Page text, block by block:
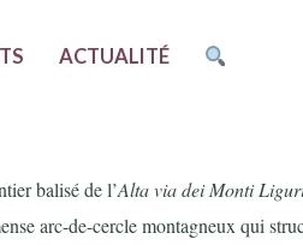
ACTUALITÉ
balisé de l’Alta via dei Monti
arc-de-cercle montagneux qui